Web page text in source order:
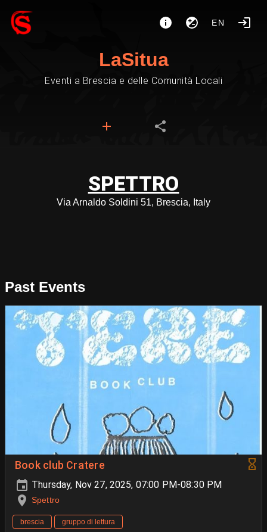
EN
LaSitua
Eventi a Brescia e delle Comunità Locali
SPETTRO
Via Arnaldo Soldini 51, Brescia, Italy
Past Events
Book club Cratere
Thursday, Nov 27, 2025, 07:00 PM-08:30 PM
Spettro
brescia gruppo di lettura